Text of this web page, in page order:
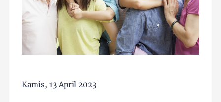
Kamis, 13 April 2023